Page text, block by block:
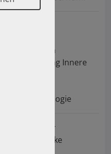
Abteilung Innere
in einer
Apotheke